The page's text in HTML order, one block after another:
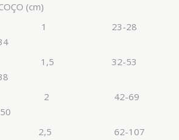
(cm)
1 23-28
32-53
42-69
62-107